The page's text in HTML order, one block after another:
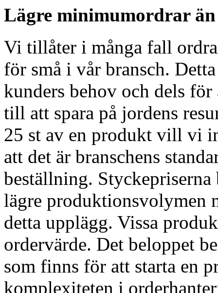
Lägre minimumordrar
Vi tillåter i många fall
för små i vår bransch.
kunders behov och dels
till att spara på jordens
25 st av en produkt vill vi
att det är branschens
beställning.
lägre produktionsvolymen
detta upplägg. Vissa
ordervärde. Det beloppet
som finns för att starta en
komplexiteten i